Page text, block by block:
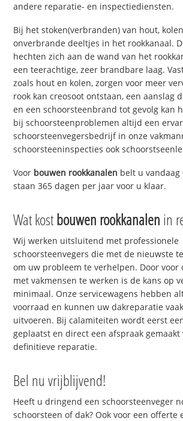
andere reparatie- en inspectiediensten.
Bij het stoken(verbranden) van hout,
onverbrande deeltjes in het rookkanaal.
hechten zich aan de wand van het
een teerachtige, zeer brandbare laag.
zoals hout en kolen, zorgen voor meer
rook kan creosoot ontstaan, een aanslag
en een schoorsteenbrand tot gevolg kan
bij schoorsteenproblemen altijd een
schoorsteenvegersbedrijf in onze
schoorsteeninspecties ook
Voor bouwen rookkanalen belt u vandaag
staan 365 dagen per jaar voor u klaar.
Wat kostbouwen rookkanalen in
Wij werken uitsluitend met professionele
schoorsteenvegers die met de nieuwste
om uw probleem te verhelpen. Door voor
met vakmensen te werken is de kans op
minimaal. Onze servicewagens hebben
voorraad en kunnen uw dakreparatie
uitvoeren. Bij calamiteiten wordt eerst
geplaatst en direct een afspraak gemaakt
definitieve reparatie.
Bel nu vrijblijvend!
Heeft u dringend een schoorsteenveger
schoorsteen of dak? Ook voor een offerte